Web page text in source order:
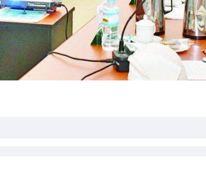
ရိန်းနဲ့ပါ ဆွေးနွေးသွားဖို့ ရှိတယ်လို့ သိရပါတယ်။ ငြိမ်းခ
င်းရင်းမြစ်က သတင်းစာကို ပြောခဲ့တာပါ။ အမေရိကန်